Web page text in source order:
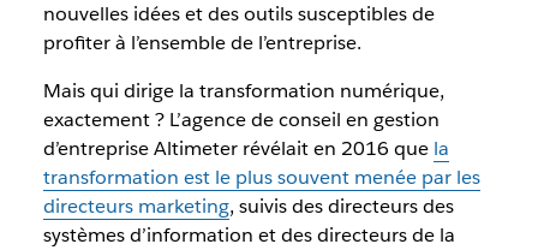
nouvelles idées et des outils susceptibles de
profiter à l’ensemble de l’entreprise.
Mais qui dirige la transformation numérique,
exactement ? L’agence de conseil en gestion
d’entreprise Altimeter révélait en 2016 que la
transformation est le plus souvent menée par les
directeurs marketing, suivis des directeurs des
systèmes d’information et des directeurs de la